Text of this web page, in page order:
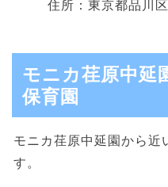
住所：東京都品川
モニカ荏原中延
保育園
モニカ荏原中延園から近
す。